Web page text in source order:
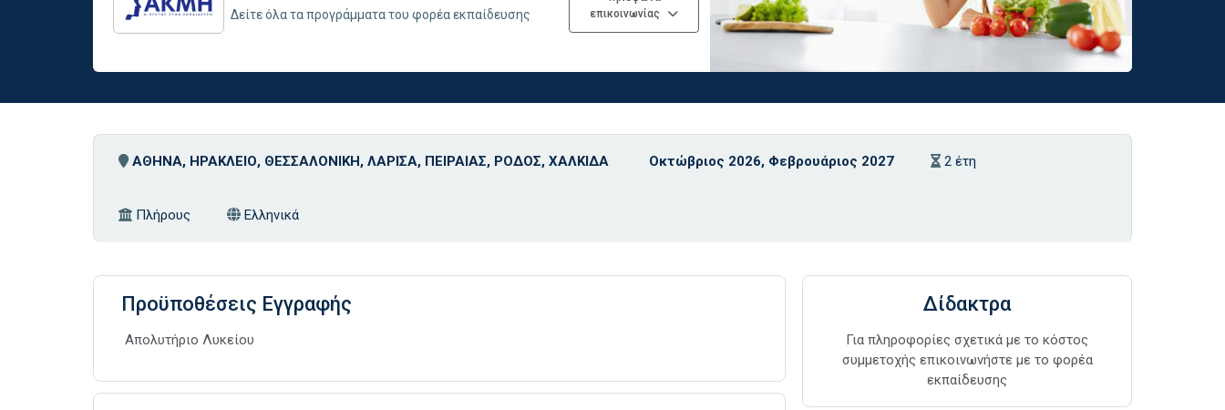
Δείτε όλα τα προγράμματα του φορέα εκπαίδευσης
επικοινωνίας
ΑΘΗΝΑ, ΗΡΑΚΛΕΙΟ, ΘΕΣΣΑΛΟΝΙΚΗ, ΛΑΡΙΣΑ, ΠΕΙΡΑΙΑΣ, ΡΟΔΟΣ, ΧΑΛΚΙΔΑ Οκτώβριος 2026, Φεβρουάριος 2027 2 έτη
Πλήρους Ελληνικά
Προϋποθέσεις Εγγραφής
Απολυτήριο Λυκείου
Δίδακτρα
Για πληροφορίες σχετικά με το κόστος
συμμετοχής επικοινωνήστε με το φορέα
εκπαίδευσης